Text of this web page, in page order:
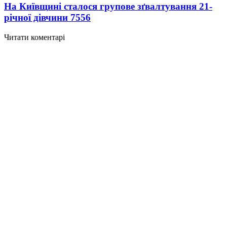
На Київщині сталося групове зґвалтування 21-
річної дівчини 7556
Читати коментарі